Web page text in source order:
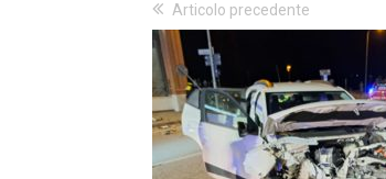
Articolo precedente